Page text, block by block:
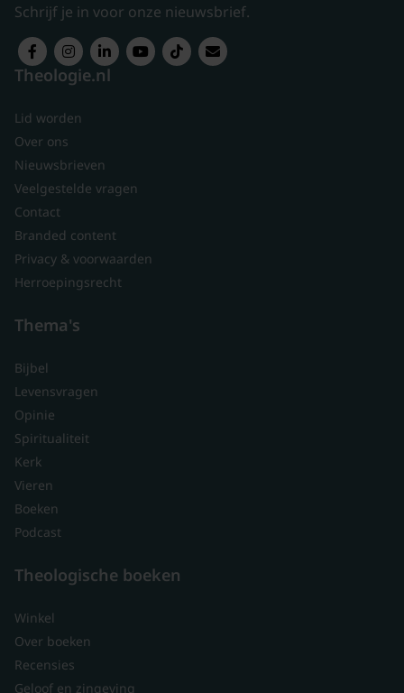
Schrijf je in voor onze nieuwsbrief.
Theologie.nl
Lid worden
Over ons
Nieuwsbrieven
Veelgestelde vragen
Contact
Branded content
Privacy & voorwaarden
Herroepingsrecht
Thema's
Bijbel
Levensvragen
Opinie
Spiritualiteit
Kerk
Vieren
Boeken
Podcast
Theologische boeken
Winkel
Over boeken
Recensies
Geloof en zingeving